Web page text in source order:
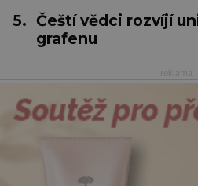
5. Čeští vědci rozvíjí
grafenu